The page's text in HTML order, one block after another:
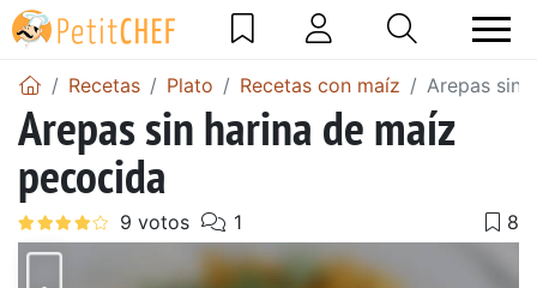
Recetas Plato Recetas con maíz Arepas sin
Arepas sin harina de maíz
pecocida